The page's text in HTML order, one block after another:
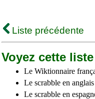
Liste précédente
Voyez cette
Le Wiktionnaire
Le scrabble en anglais
Le scrabble en